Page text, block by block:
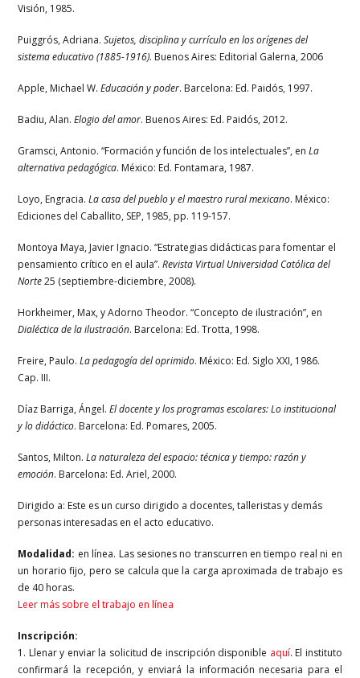
Visión, 1985.
Puiggrós, Adriana.Sujetos, disciplina y currículo en los orígenes del
sistema educativo (1885-1916). Buenos Aires: Editorial Galerna, 2006
Apple, Michael W.Educación y poder. Barcelona: Ed. Paidós, 1997.
Badiu, Alan.Elogio del amor. Buenos Aires: Ed. Paidós, 2012.
Gramsci, Antonio. “Formación y función de los intelectuales”, enLa
alternativa pedagógica. México: Ed. Fontamara, 1987.
Loyo, Engracia.La casa del pueblo y el maestro rural mexicano. México:
Ediciones del Caballito, SEP, 1985, pp. 119-157.
Montoya Maya, Javier Ignacio. “Estrategias didácticas para fomentar el
pensamiento crítico en el aula”.Revista Virtual Universidad Católica del
Norte25 (septiembre-diciembre, 2008).
Horkheimer, Max, y Adorno Theodor. “Concepto de ilustración”, en
Dialéctica de la ilustración. Barcelona: Ed. Trotta, 1998.
Freire, Paulo.La pedagogía del oprimido. México: Ed. Siglo XXI, 1986.
Cap. III.
Díaz Barriga, Ángel.El docente y los programas escolares: Lo institucional
y lo didáctico. Barcelona: Ed. Pomares, 2005.
Santos, Milton.La naturaleza del espacio: técnica y tiempo: razón y
emoción. Barcelona: Ed. Ariel, 2000.
Dirigido a: Este es un curso dirigido a docentes, talleristas y demás
personas interesadas en el acto educativo.
Modalidad: en línea. Las sesiones no transcurren en tiempo real ni en
un horario fijo, pero se calcula que la carga aproximada de trabajo es
de 40 horas.
Leer más sobre el trabajo en línea
Inscripción:
1. Llenar y enviar la solicitud de inscripción disponible aquí. El instituto
confirmará la recepción, y enviará la información necesaria para el